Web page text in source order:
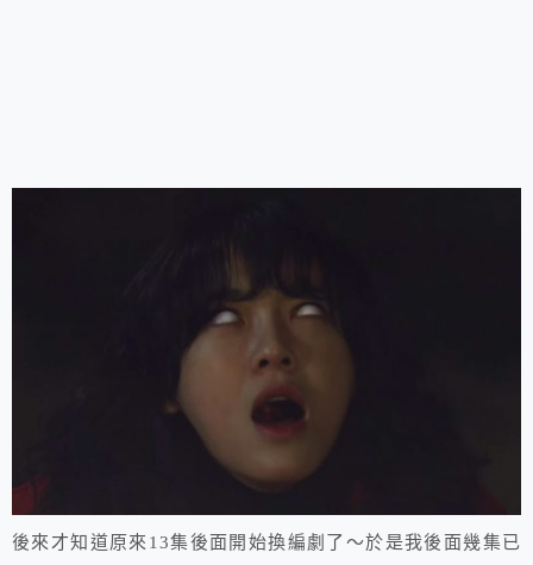
後來才知道原來13集後面開始換編劇了～於是我後面幾集已